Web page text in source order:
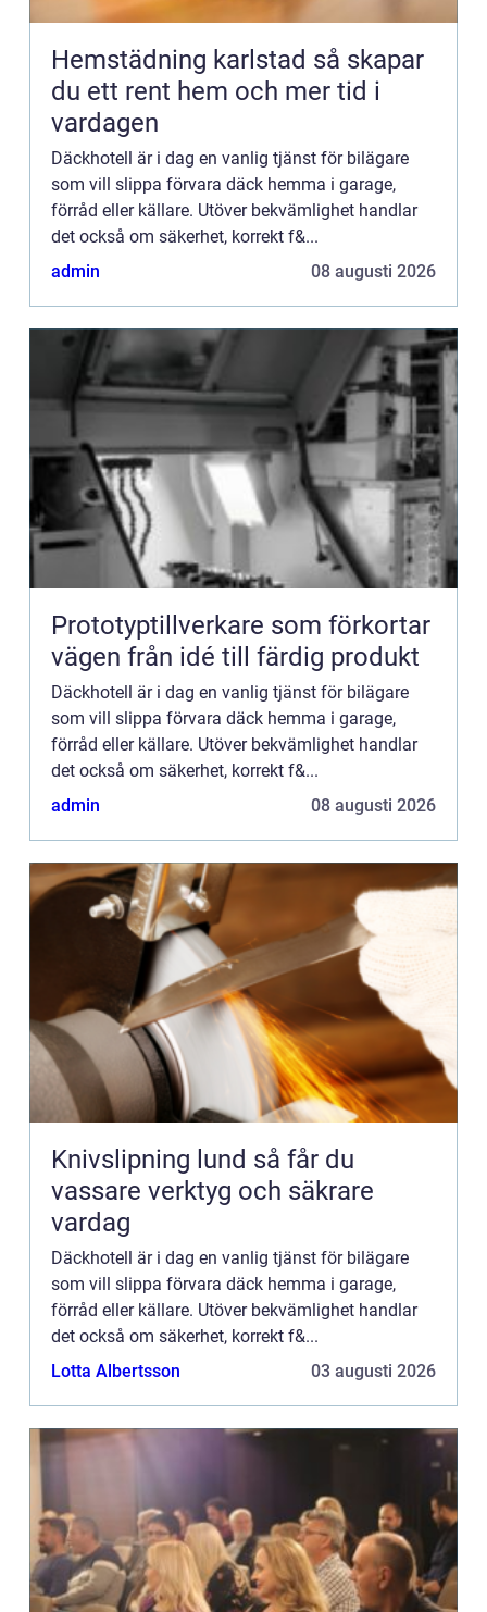
Hemstädning karlstad så skapar
du ett rent hem och mer tid i
vardagen
Däckhotell är i dag en vanlig tjänst för bilägare
som vill slippa förvara däck hemma i garage,
förråd eller källare. Utöver bekvämlighet handlar
det också om säkerhet, korrekt f&...
admin
08 augusti 2026
Prototyptillverkare som förkortar
vägen från idé till färdig produkt
Däckhotell är i dag en vanlig tjänst för bilägare
som vill slippa förvara däck hemma i garage,
förråd eller källare. Utöver bekvämlighet handlar
det också om säkerhet, korrekt f&...
admin
08 augusti 2026
Knivslipning lund så får du
vassare verktyg och säkrare
vardag
Däckhotell är i dag en vanlig tjänst för bilägare
som vill slippa förvara däck hemma i garage,
förråd eller källare. Utöver bekvämlighet handlar
det också om säkerhet, korrekt f&...
Lotta Albertsson
03 augusti 2026